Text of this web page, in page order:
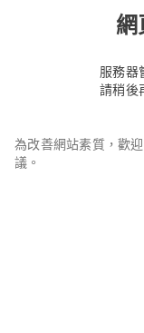
網
服務器
請稍後
為改善網站素質，歡
議。